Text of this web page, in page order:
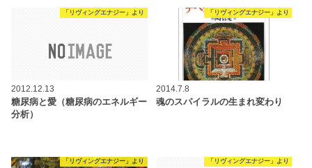
「リヴィングエナジー」より
2012.12.13
糖尿病と愛（糖尿病のエネルギー
分析）
「リヴィングエナジー」より
2014.7.8
魂のスパイラルの生まれ変わり
「リヴィングエナジー」より 「リヴィングエナジー」より